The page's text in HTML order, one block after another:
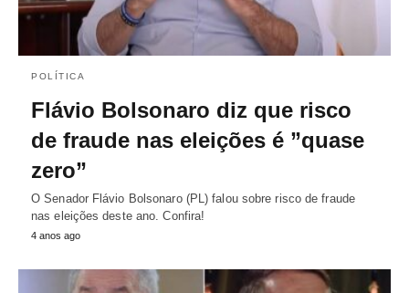
POLÍTICA
Flávio Bolsonaro diz que risco
de fraude nas eleições é ”quase
zero”
O Senador Flávio Bolsonaro (PL) falou sobre risco de fraude
nas eleições deste ano. Confira!
4 anos ago